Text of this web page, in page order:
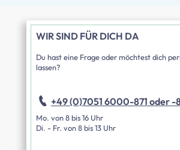
WIR SIND FÜR DICH DA
Du hast eine Frage oder möchtest dich
lassen?
+49 (0)7051 6000-871 oder -
Mo. von 8 bis 16 Uhr
Di. - Fr. von 8 bis 13 Uhr